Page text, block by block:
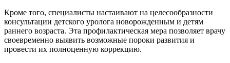
Кроме того, специалисты настаивают на целесообразности
консультации детского уролога новорожденным и детям
раннего возраста. Эта профилактическая мера позволяет врачу
своевременно выявить возможные пороки развития и
провести их полноценную коррекцию.